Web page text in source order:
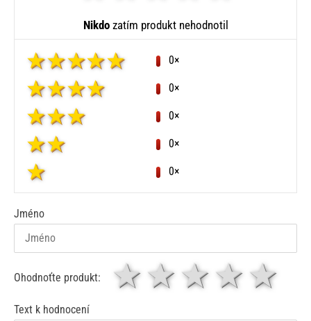
Nikdozatím produkt nehodnotil
0×
0×
0×
0×
0×
Jméno
Ohodnoťte produkt: 4
3
2 hvězdy
1 hvězda
Text k hodnocení